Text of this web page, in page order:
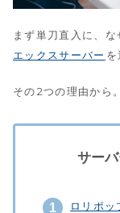
まず単刀直入に、
エックスサーバー
その2つの理由から
サー
ロリポッ